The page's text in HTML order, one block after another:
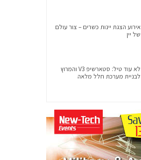
אירוע הצגת יינות כשרים – צור עולם
של יין
לא עוד טיל: סטארשיפ V3 והמרוץ
לבניית מערכת חלל מלאה